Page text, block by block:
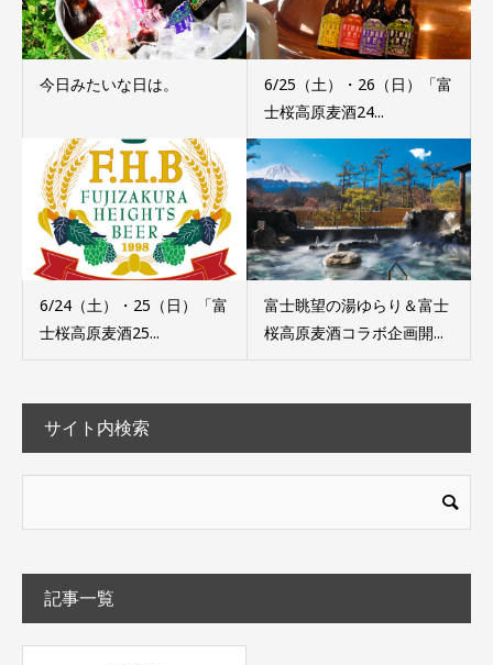
今日みたいな日は。
6/25（土）・26（日）「富
士桜高原麦酒24...
6/24（土）・25（日）「富
士桜高原麦酒25...
富士眺望の湯ゆらり＆富士
桜高原麦酒コラボ企画開...
サイト内検索
記事一覧